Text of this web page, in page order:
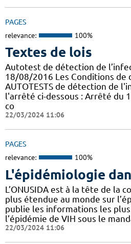
PAGES
relevance: 100%
Textes de lois
Autotest de détection de
18/08/2016 Les Conditions de
AUTOTESTS de détection de
l'arrêté ci-dessous : Arrêté du
co
22/03/2024 11:06
PAGES
relevance: 100%
L'épidémiologie
L’ONUSIDA est à la tête de la
plus étendue au monde sur
publie les informations les
l’épidémie de VIH sous le
22/03/2024 11:06